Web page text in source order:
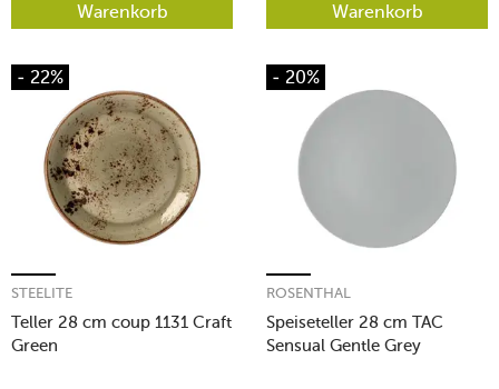
Warenkorb Warenkorb
- 22%
Teller 28 cm coup 1131 Craft
Green
STEELITE
- 20%
Speiseteller 28 cm TAC
Sensual Gentle Grey
ROSENTHAL